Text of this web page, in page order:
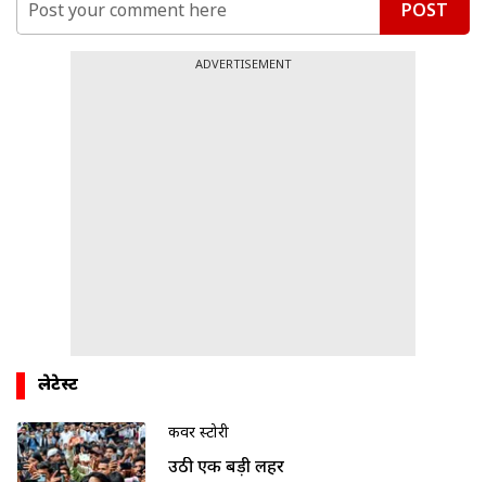
POST
ADVERTISEMENT
लेटेस्ट
कवर स्टोरी
उठी एक बड़ी लहर